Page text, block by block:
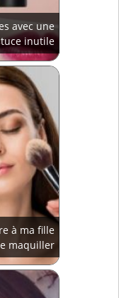
avec une
inutile
à ma fille
maquiller